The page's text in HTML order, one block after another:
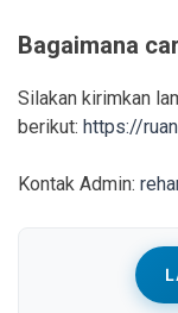
Bagaimana
Silakan kirimkan
berikut: https://
Kontak Admin: